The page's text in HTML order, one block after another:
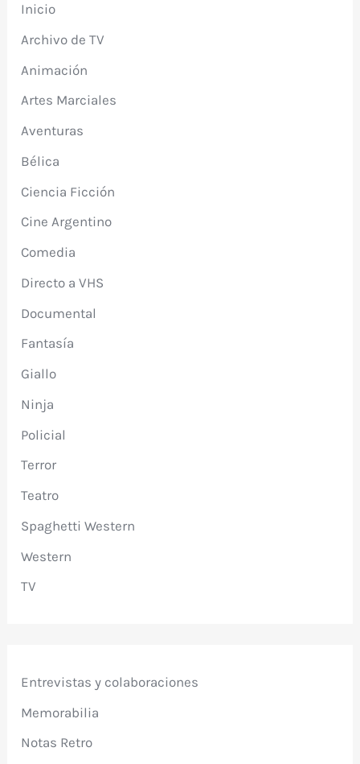
Inicio
Archivo de TV
Animación
Artes Marciales
Aventuras
Bélica
Ciencia Ficción
Cine Argentino
Comedia
Directo a VHS
Documental
Fantasía
Giallo
Ninja
Policial
Terror
Teatro
Spaghetti Western
Western
TV
Entrevistas y colaboraciones
Memorabilia
Notas Retro